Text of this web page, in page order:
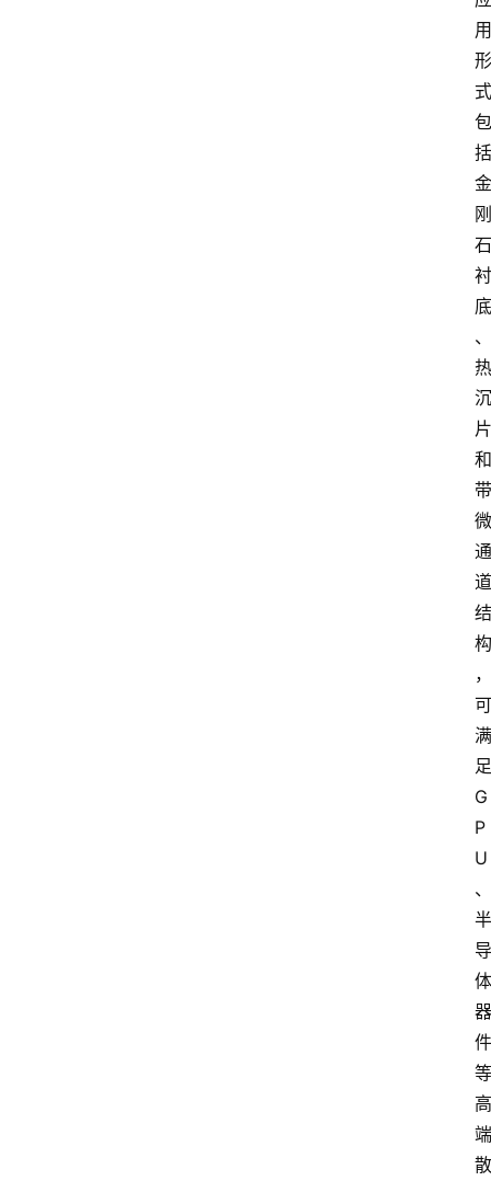
用
形
式
包
括
金
刚
石
衬
底
、
热
沉
片
和
带
微
通
道
结
构
，
可
满
足
G
P
U
、
半
导
体
器
件
等
高
端
散